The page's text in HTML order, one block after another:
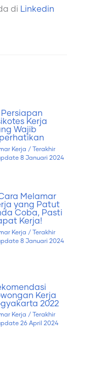
di Linkedin
Persiapan
Kerja
Wajib
Kerja / Terakhir
8 Januari 2024
Melamar
yang Patut
Coba, Pasti
Kerja!
Kerja / Terakhir
8 Januari 2024
Kerja
2022
Kerja / Terakhir
26 April 2024